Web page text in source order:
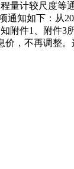
计较尺度
知如下：
件1、附件
，不再调